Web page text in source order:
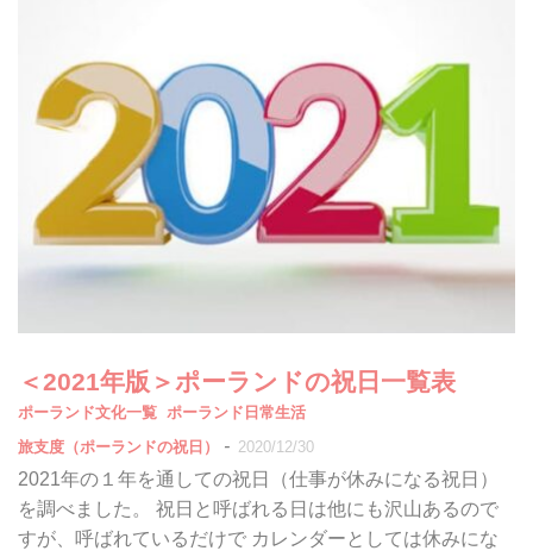
＜2021年版＞ポーランドの祝日一覧表
ポーランド文化一覧 ポーランド日常生活
旅支度（ポーランドの祝日）
- 2020/12/30
2021年の１年を通しての祝日（仕事が休みになる祝日）
を調べました。 祝日と呼ばれる日は他にも沢山あるので
すが、呼ばれているだけで カレンダーとしては休みにな